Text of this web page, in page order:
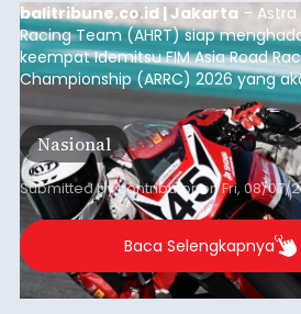
balitribune.co.id | Jakarta – Astra
Racing Team (AHRT) siap
keempat Idemitsu FIM Asia Road
Championship (ARRC) 2026 yang
berlangsung di Pertamina Mandalika
International Circuit, Lombok, Nusa
Barat, pada 7–9 Agustus 2026.
Nasional
Submitted bycontributoronFri, 08/07/
Baca Selengkapnya